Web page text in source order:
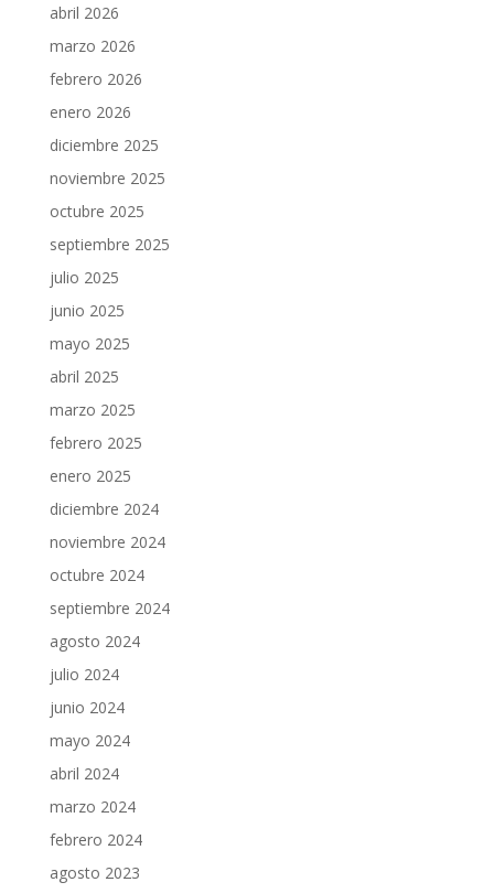
abril 2026
marzo 2026
febrero 2026
enero 2026
diciembre 2025
noviembre 2025
octubre 2025
septiembre 2025
julio 2025
junio 2025
mayo 2025
abril 2025
marzo 2025
febrero 2025
enero 2025
diciembre 2024
noviembre 2024
octubre 2024
septiembre 2024
agosto 2024
julio 2024
junio 2024
mayo 2024
abril 2024
marzo 2024
febrero 2024
agosto 2023